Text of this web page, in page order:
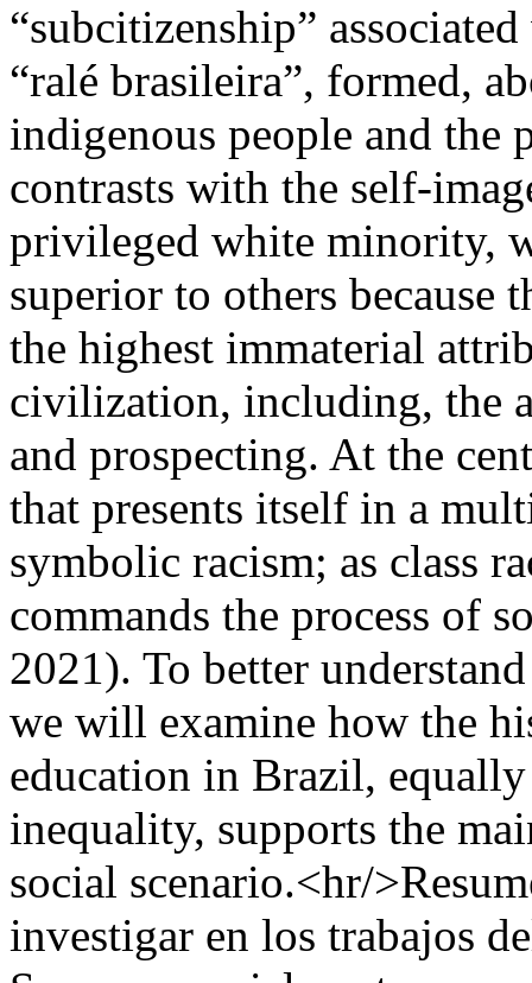
“subcitizenship”
“ralé brasileira”, formed,
indigenous people and the
contrasts with the self-
privileged white minority,
superior to others because
the highest immaterial
civilization, including, the
and prospecting. At the
that presents itself in a
symbolic racism; as class
commands the process of
2021). To better
we will examine how the
education in Brazil,
inequality, supports the
social scenario.<hr/
investigar en los trabajos